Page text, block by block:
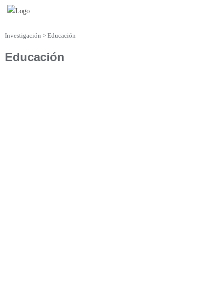
Investigación > Educación
Educación